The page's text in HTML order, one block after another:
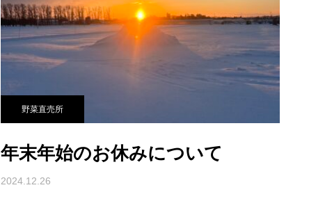
野菜直売所
年末年始のお休みについて
2024.12.26